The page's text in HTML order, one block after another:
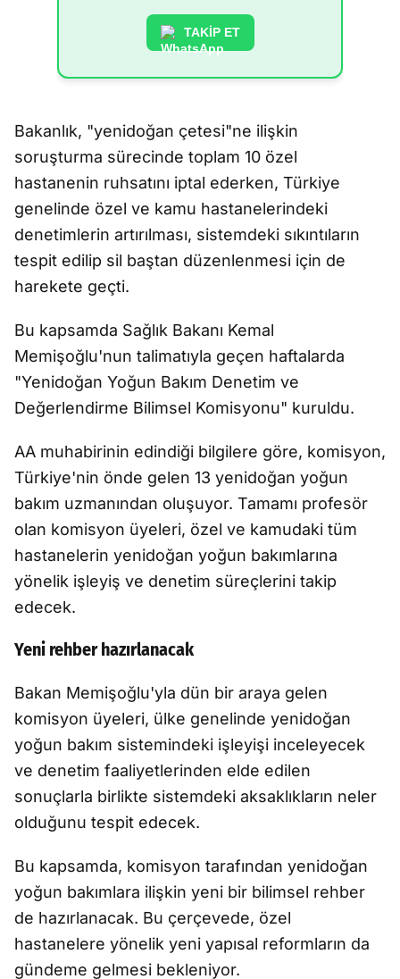
TAKİP ET
Bakanlık, "yenidoğan çetesi"ne ilişkin
soruşturma sürecinde toplam 10 özel
hastanenin ruhsatını iptal ederken, Türkiye
genelinde özel ve kamu hastanelerindeki
denetimlerin artırılması, sistemdeki sıkıntıların
tespit edilip sil baştan düzenlenmesi için de
harekete geçti.
Bu kapsamda Sağlık Bakanı Kemal
Memişoğlu'nun talimatıyla geçen haftalarda
"Yenidoğan Yoğun Bakım Denetim ve
Değerlendirme Bilimsel Komisyonu" kuruldu.
AA muhabirinin edindiği bilgilere göre, komisyon,
Türkiye'nin önde gelen 13 yenidoğan yoğun
bakım uzmanından oluşuyor. Tamamı profesör
olan komisyon üyeleri, özel ve kamudaki tüm
hastanelerin yenidoğan yoğun bakımlarına
yönelik işleyiş ve denetim süreçlerini takip
edecek.
Yeni rehber hazırlanacak
Bakan Memişoğlu'yla dün bir araya gelen
komisyon üyeleri, ülke genelinde yenidoğan
yoğun bakım sistemindeki işleyişi inceleyecek
ve denetim faaliyetlerinden elde edilen
sonuçlarla birlikte sistemdeki aksaklıkların neler
olduğunu tespit edecek.
Bu kapsamda, komisyon tarafından yenidoğan
yoğun bakımlara ilişkin yeni bir bilimsel rehber
de hazırlanacak. Bu çerçevede, özel
hastanelere yönelik yeni yapısal reformların da
gündeme gelmesi bekleniyor.